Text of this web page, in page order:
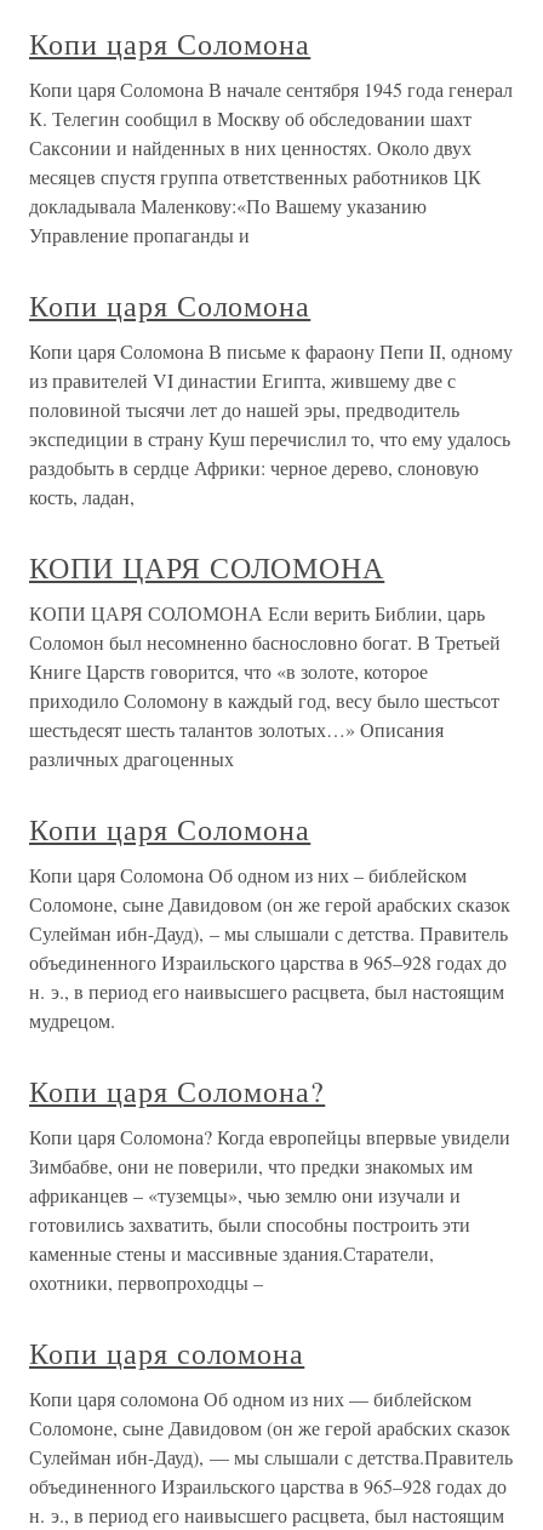
Копи царя Соломона
Копи царя Соломона В начале сентября 1945 года генерал
К. Телегин сообщил в Москву об обследовании шахт
Саксонии и найденных в них ценностях. Около двух
месяцев спустя группа ответственных работников ЦК
докладывала Маленкову:«По Вашему указанию
Управление пропаганды и
Копи царя Соломона
Копи царя Соломона В письме к фараону Пепи II, одному
из правителей VI династии Египта, жившему две с
половиной тысячи лет до нашей эры, предводитель
экспедиции в страну Куш перечислил то, что ему удалось
раздобыть в сердце Африки: черное дерево, слоновую
кость, ладан,
КОПИ ЦАРЯ СОЛОМОНА
КОПИ ЦАРЯ СОЛОМОНА Если верить Библии, царь
Соломон был несомненно баснословно богат. В Третьей
Книге Царств говорится, что «в золоте, которое
приходило Соломону в каждый год, весу было шестьсот
шестьдесят шесть талантов золотых…» Описания
различных драгоценных
Копи царя Соломона
Копи царя Соломона Об одном из них – библейском
Соломоне, сыне Давидовом (он же герой арабских сказок
Сулейман ибн-Дауд), – мы слышали с детства. Правитель
объединенного Израильского царства в 965–928 годах до
н. э., в период его наивысшего расцвета, был настоящим
мудрецом.
Копи царя Соломона?
Копи царя Соломона? Когда европейцы впервые увидели
Зимбабве, они не поверили, что предки знакомых им
африканцев – «туземцы», чью землю они изучали и
готовились захватить, были способны построить эти
каменные стены и массивные здания.Старатели,
охотники, первопроходцы –
Копи царя соломона
Копи царя соломона Об одном из них — библейском
Соломоне, сыне Давидовом (он же герой арабских сказок
Сулейман ибн-Дауд), — мы слышали с детства.Правитель
объединенного Израильского царства в 965–928 годах до
н. э., в период его наивысшего расцвета, был настоящим